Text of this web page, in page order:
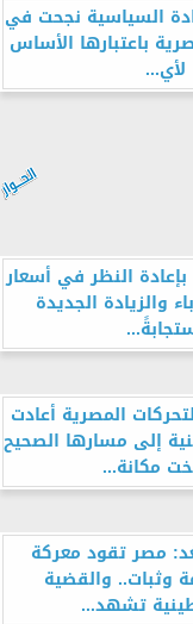
السياسية نجحت في
باعتبارها الأساس
لأي...
النظر في أسعار
والزيادة الجديدة
المصرية أعادت
إلى مسارها الصحيح
مكانة...
مصر تقود معركة
وثبات.. والقضية
تشهد...